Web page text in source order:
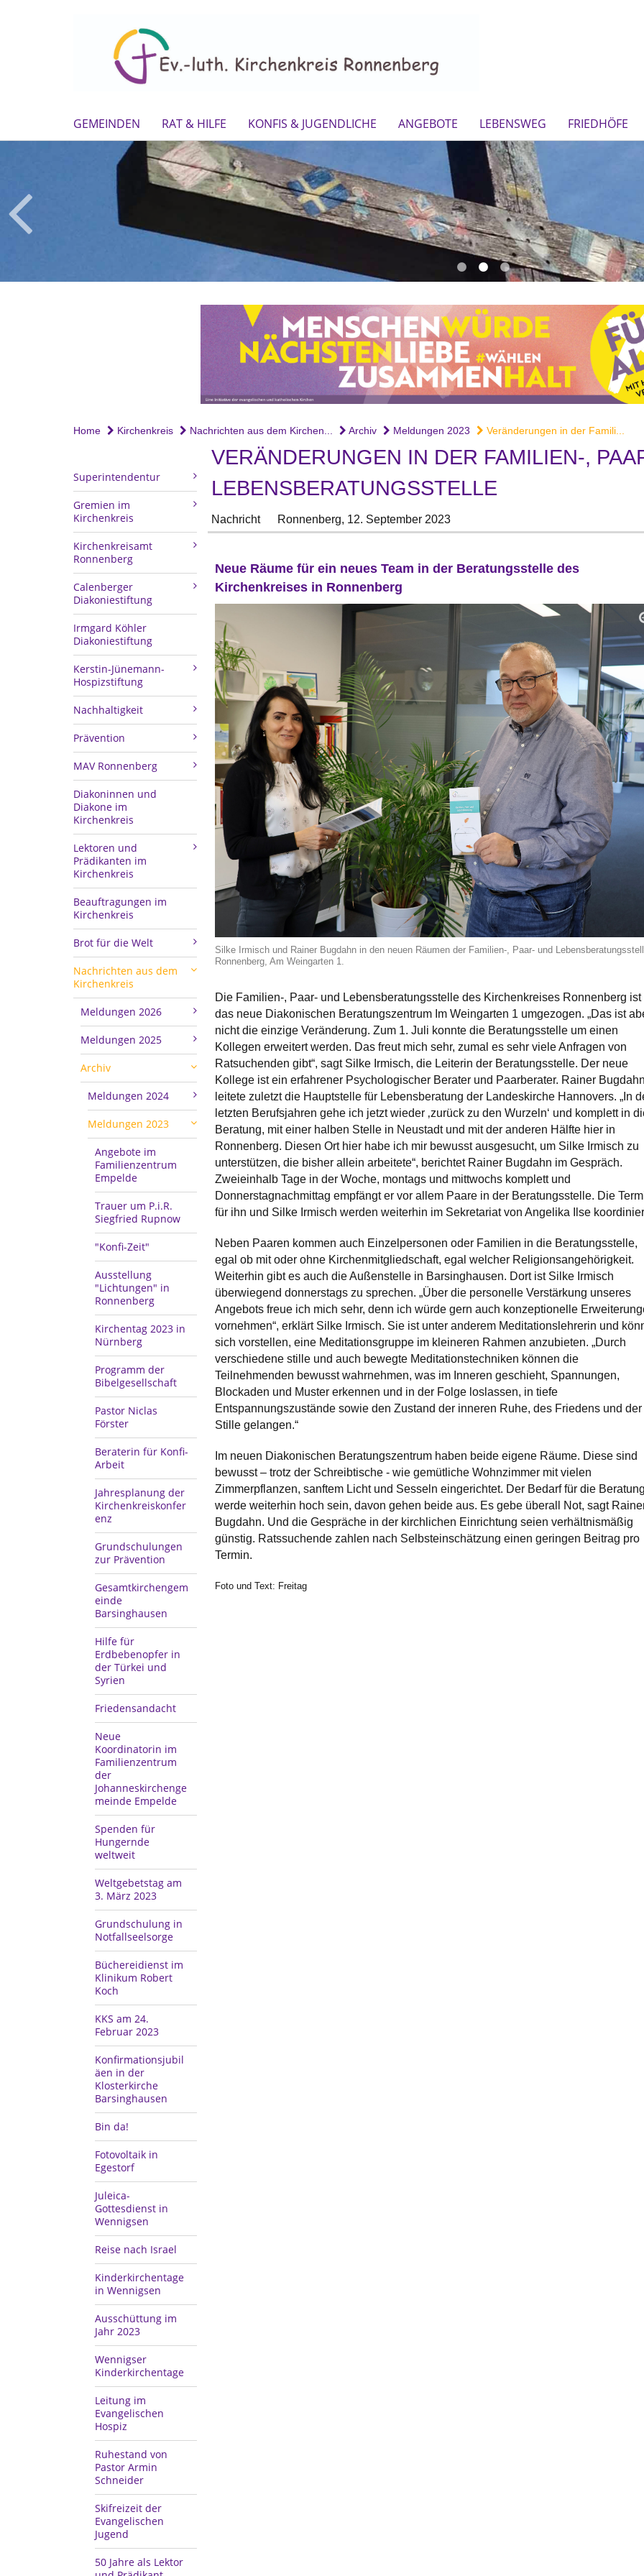
GEMEINDEN RAT & HILFE KONFIS & JUGENDLICHE ANGEBOTE LEBENSWEG FRIEDHÖFE
Home Kirchenkreis Nachrichten aus dem Kirchen... Archiv Meldungen 2023 Veränderungen in der Famili...
Superintendentur
Gremien im
Kirchenkreis
Kirchenkreisamt
Ronnenberg
Calenberger
Diakoniestiftung
Irmgard Köhler
Diakoniestiftung
Kerstin-Jünemann-
Hospizstiftung
Nachhaltigkeit
Prävention
MAV Ronnenberg
Diakoninnen und
Diakone im
Kirchenkreis
Lektoren und
Prädikanten im
Kirchenkreis
Beauftragungen im
Kirchenkreis
Brot für die Welt
Nachrichten aus dem
Kirchenkreis
Meldungen 2026
Meldungen 2025
Archiv
Meldungen 2024
Meldungen 2023
Angebote im
Familienzentrum
Empelde
Trauer um P.i.R.
Siegfried Rupnow
"Konfi-Zeit"
Ausstellung
"Lichtungen" in
Ronnenberg
Kirchentag 2023 in
Nürnberg
Programm der
Bibelgesellschaft
Pastor Niclas
Förster
Beraterin für Konfi-
Arbeit
Jahresplanung der
Kirchenkreiskonfer
enz
Grundschulungen
zur Prävention
Gesamtkirchengem
einde
Barsinghausen
Hilfe für
Erdbebenopfer in
der Türkei und
Syrien
Friedensandacht
Neue
Koordinatorin im
Familienzentrum
der
Johanneskirchenge
meinde Empelde
Spenden für
Hungernde
weltweit
Weltgebetstag am
3. März 2023
Grundschulung in
Notfallseelsorge
Büchereidienst im
Klinikum Robert
Koch
KKS am 24.
Februar 2023
Konfirmationsjubil
äen in der
Klosterkirche
Barsinghausen
Bin da!
Fotovoltaik in
Egestorf
Juleica-
Gottesdienst in
Wennigsen
Reise nach Israel
Kinderkirchentage
in Wennigsen
Ausschüttung im
Jahr 2023
Wennigser
Kinderkirchentage
Leitung im
Evangelischen
Hospiz
Ruhestand von
Pastor Armin
Schneider
Skifreizeit der
Evangelischen
Jugend
50 Jahre als Lektor
VERÄNDERUNGEN IN DER FAMILIEN-,
LEBENSBERATUNGSSTELLE
Nachricht Ronnenberg, 12. September 2023
Neue Räume für ein neues Team in der Beratungsstelle des
Kirchenkreises in Ronnenberg
Silke Irmisch und Rainer Bugdahn in den neuen Räumen der Familien-, Paar- und
Ronnenberg, Am Weingarten 1.
Die Familien-, Paar- und Lebensberatungsstelle des Kirchenkreises Ronnenberg ist
das neue Diakonischen Beratungszentrum Im Weingarten 1 umgezogen. „Das ist
nicht die einzige Veränderung. Zum 1. Juli konnte die Beratungsstelle um einen
Kollegen erweitert werden. Das freut mich sehr, zumal es sehr viele Anfragen von
Ratsuchenden gibt“, sagt Silke Irmisch, die Leiterin der Beratungsstelle. Der neue
Kollege ist ein erfahrener Psychologischer Berater und Paarberater. Rainer Bugdahn
leitete zuletzt die Hauptstelle für Lebensberatung der Landeskirche Hannovers. „In
letzten Berufsjahren gehe ich jetzt wieder ‚zurück zu den Wurzeln‘ und komplett in
Beratung, mit einer halben Stelle in Neustadt und mit der anderen Hälfte hier in
Ronnenberg. Diesen Ort hier habe ich mir bewusst ausgesucht, um Silke Irmisch zu
unterstützen, die bisher allein arbeitete“, berichtet Rainer Bugdahn im Gespräch.
Zweieinhalb Tage in der Woche, montags und mittwochs komplett und
Donnerstagnachmittag empfängt er vor allem Paare in der Beratungsstelle. Die
für ihn und Silke Irmisch werden weiterhin im Sekretariat von Angelika Ilse
Neben Paaren kommen auch Einzelpersonen oder Familien in die Beratungsstelle,
egal ob mit oder ohne Kirchenmitgliedschaft, egal welcher Religionsangehörigkeit.
Weiterhin gibt es auch die Außenstelle in Barsinghausen. Dort ist Silke Irmisch
überwiegend donnerstags zu sprechen. „Über die personelle Verstärkung unseres
Angebots freue ich mich sehr, denn ich würde gern auch konzeptionelle
vornehmen“, erklärt Silke Irmisch. Sie ist unter anderem Meditationslehrerin und
sich vorstellen, eine Meditationsgruppe im kleineren Rahmen anzubieten. „Durch
verschiedene stille und auch bewegte Meditationstechniken können die
Teilnehmenden bewusst wahrnehmen, was im Inneren geschieht, Spannungen,
Blockaden und Muster erkennen und in der Folge loslassen, in tiefe
Entspannungszustände sowie den Zustand der inneren Ruhe, des Friedens und der
Stille gelangen.“
Im neuen Diakonischen Beratungszentrum haben beide eigene Räume. Diese sind
bewusst – trotz der Schreibtische - wie gemütliche Wohnzimmer mit vielen
Zimmerpflanzen, sanftem Licht und Sesseln eingerichtet. Der Bedarf für die Beratung
werde weiterhin hoch sein, davon gehen beide aus. Es gebe überall Not, sagt
Bugdahn. Und die Gespräche in der kirchlichen Einrichtung seien verhältnismäßig
günstig. Ratssuchende zahlen nach Selbsteinschätzung einen geringen Beitrag pro
Termin.
Foto und Text: Freitag